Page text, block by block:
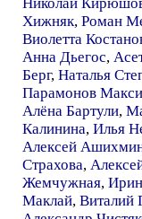
Николай
Хижняк, Роман
Виолетта
Анна Дьегос,
Берг, Наталья
Парамонов
Алёна Бартули,
Калинина, Илья
Алексей
Страхова,
Жемчужная,
Маклай, Виталий